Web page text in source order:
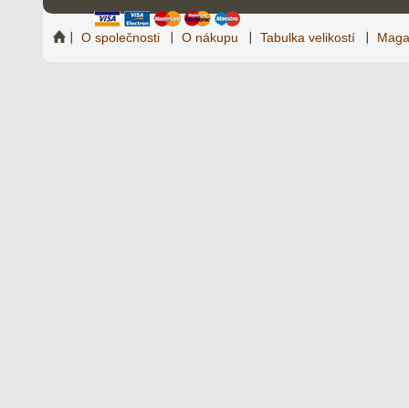
O společnosti O nákupu Tabulka velikostí